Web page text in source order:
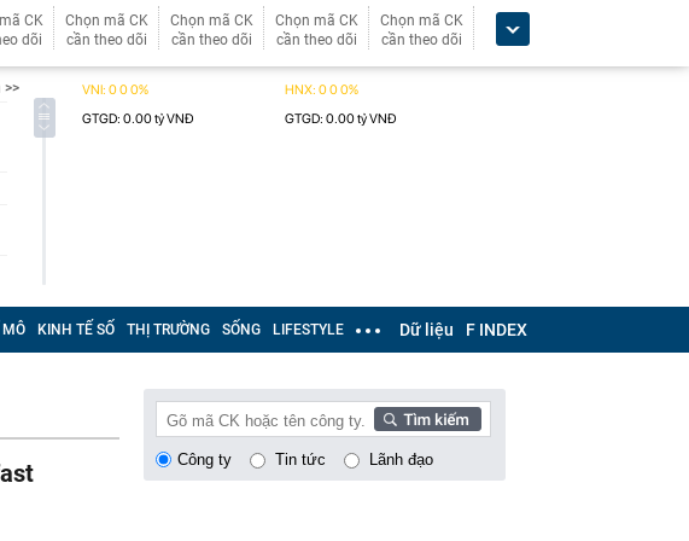
CK
dõi
Chọn mã CK
cần theo dõi
Chọn mã CK
cần theo dõi
Chọn mã CK
cần theo dõi
Chọn mã CK
cần theo dõi
MÔ KINH TẾ SỐ THỊ TRƯỜNG SỐNG LIFESTYLE Dữ liệu F INDEX
Công ty Tin tức Lãnh đạo